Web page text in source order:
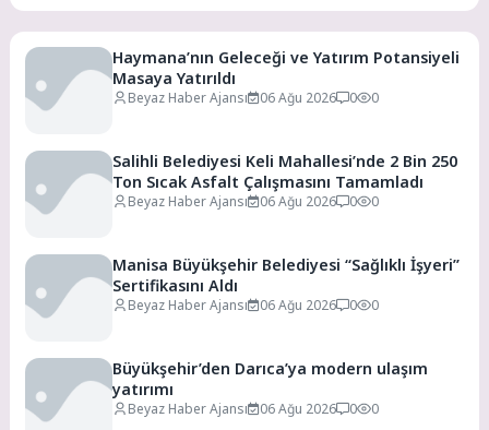
Haymana’nın Geleceği ve Yatırım Potansiyeli
Masaya Yatırıldı
Beyaz Haber Ajansı 06 Ağu 2026 0 0
Salihli Belediyesi Keli Mahallesi’nde 2 Bin 250
Ton Sıcak Asfalt Çalışmasını Tamamladı
Beyaz Haber Ajansı 06 Ağu 2026 0 0
Manisa Büyükşehir Belediyesi “Sağlıklı İşyeri”
Sertifikasını Aldı
Beyaz Haber Ajansı 06 Ağu 2026 0 0
Büyükşehir’den Darıca’ya modern ulaşım
yatırımı
Beyaz Haber Ajansı 06 Ağu 2026 0 0